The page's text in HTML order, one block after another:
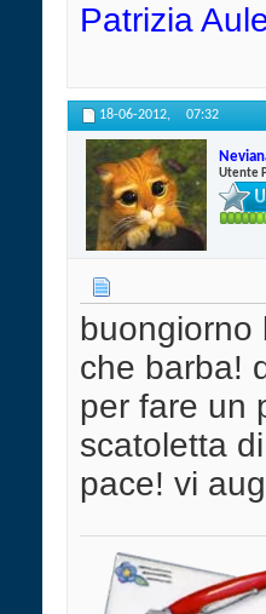
Patrizia
18-06-2012, 07:32
Utente
che barba!
per fare un
scatoletta
pace! vi